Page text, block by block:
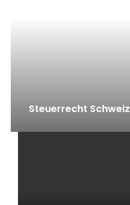
Steuerrecht Schweiz